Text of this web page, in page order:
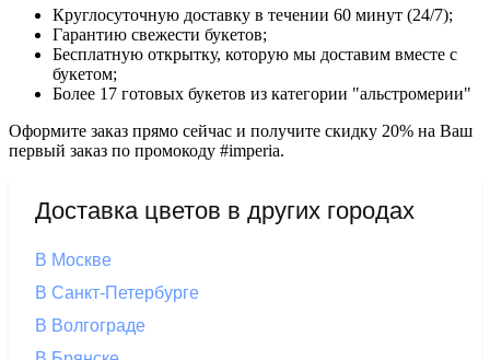
Круглосуточную доставку в течении 60 минут (24/7);
Гарантию свежести букетов;
Бесплатную открытку, которую мы доставим вместе с
букетом;
Более 17 готовых букетов из категории "альстромерии"
Оформите заказ прямо сейчас и получите скидку 20% на Ваш
первый заказ по промокоду #imperia.
Доставка цветов в других городах
В Москве
В Санкт-Петербурге
В Волгограде